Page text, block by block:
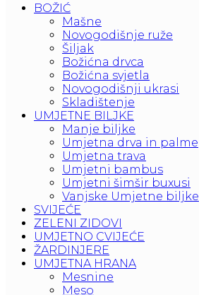
BOŽIĆ
Mašne
Novogodišnje ruže
Šiljak
Božićna drvca
Božićna svjetla
Novogodišnji ukrasi
Skladištenje
UMJETNE BILJKE
Manje biljke
Umjetna drva in palme
Umjetna trava
Umjetni bambus
Umjetni šimšir buxusi
Vanjske Umjetne biljke
SVIJEĆE
ZELENI ZIDOVI
UMJETNO CVIJEĆE
ŽARDINJERE
UMJETNA HRANA
Mesnine
Meso